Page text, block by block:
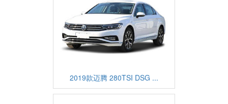
2019款迈腾 280TSI DSG ...